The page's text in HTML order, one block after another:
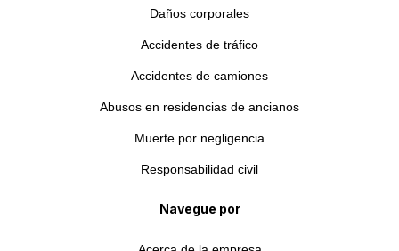
Daños corporales
Accidentes de tráfico
Accidentes de camiones
Abusos en residencias de ancianos
Muerte por negligencia
Responsabilidad civil
Navegue por